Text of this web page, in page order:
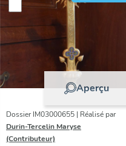
Aperçu
Dossier IM03000655 | Réalisé par
Durin-Tercelin Maryse
(Contributeur)